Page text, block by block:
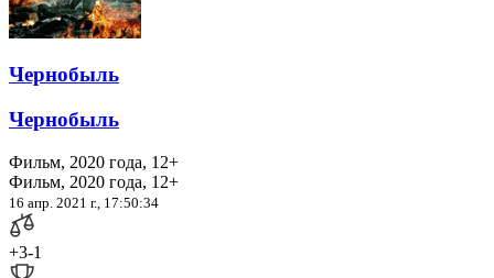
Чернобыль
Чернобыль
Фильм, 2020 года, 12+
Фильм, 2020 года, 12+
16 апр. 2021 г., 17:50:34
+3-1